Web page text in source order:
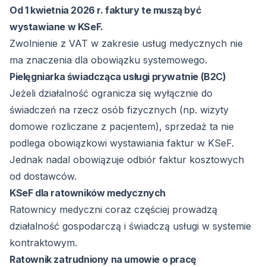
Od 1 kwietnia 2026 r. faktury te muszą być
wystawiane w KSeF.
Zwolnienie z VAT w zakresie usług medycznych nie
ma znaczenia dla obowiązku systemowego.
Pielęgniarka świadcząca usługi prywatnie (B2C)
Jeżeli działalność ogranicza się wyłącznie do
świadczeń na rzecz osób fizycznych (np. wizyty
domowe rozliczane z pacjentem), sprzedaż ta nie
podlega obowiązkowi wystawiania faktur w KSeF.
Jednak nadal obowiązuje odbiór faktur kosztowych
od dostawców.
KSeF dla ratowników medycznych
Ratownicy medyczni coraz częściej prowadzą
działalność gospodarczą i świadczą usługi w systemie
kontraktowym.
Ratownik zatrudniony na umowie o pracę